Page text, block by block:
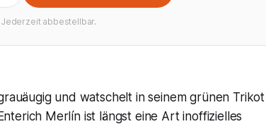
Jederzeit abbestellbar.
und watschelt in seinem grünen Trikot
Merlín ist längst eine Art inoffizielles